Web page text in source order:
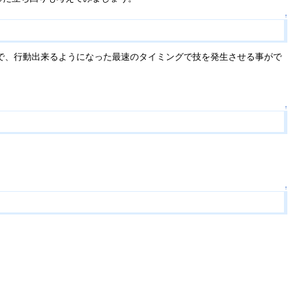
↑
行動出来るようになった最速のタイミングで技を発生させる事がで
↑
↑